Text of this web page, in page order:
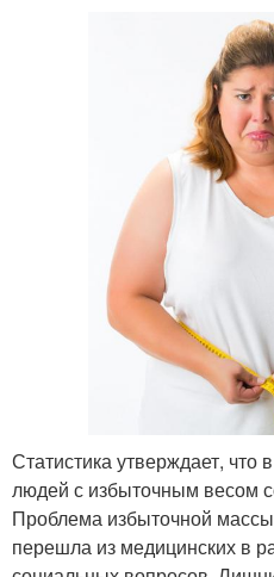
Статистика утверждает, что
людей с избыточным весом
Проблема избыточной
перешла из медицинских в